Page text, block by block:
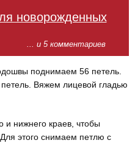
новорожденных
... и 5 комментариев
поднимаем 56 петель.
Вяжем лицевой гладью
и нижнего краев, чтобы
этого снимаем петлю с